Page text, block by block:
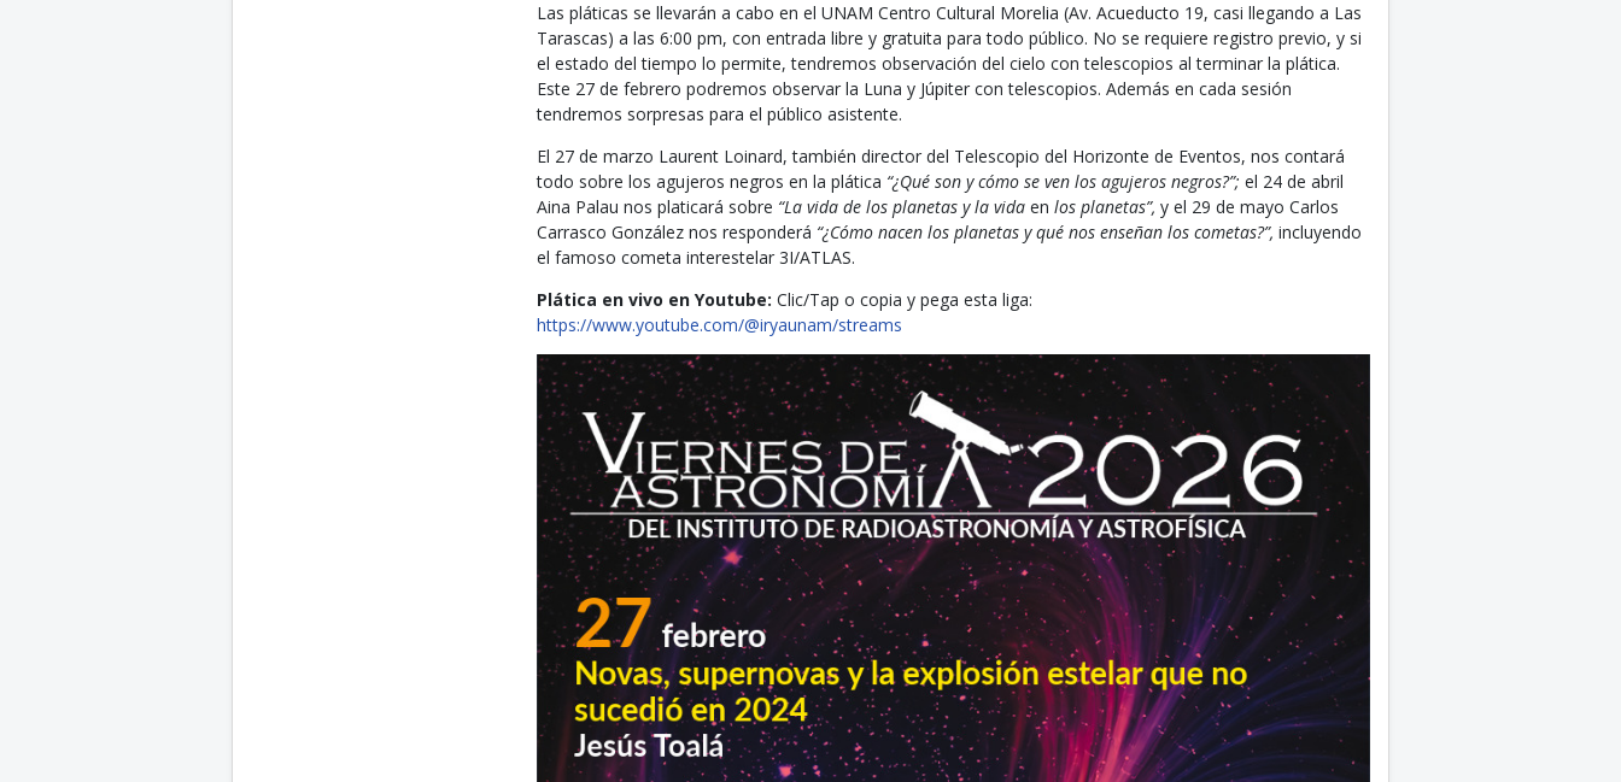
Las pláticas se llevarán a cabo en el UNAM Centro Cultural Morelia (Av. Acueducto 19, casi llegando a Las
Tarascas) a las 6:00 pm, con entrada libre y gratuita para todo público. No se requiere registro previo, y si
el estado del tiempo lo permite, tendremos observación del cielo con telescopios al terminar la plática.
Este 27 de febrero podremos observar la Luna y Júpiter con telescopios. Además en cada sesión
tendremos sorpresas para el público asistente.
El 27 de marzo Laurent Loinard, también director del Telescopio del Horizonte de Eventos, nos contará
todo sobre los agujeros negros en la plática “¿Qué son y cómo se ven los agujeros negros?”;el 24 de abril
Aina Palau nos platicará sobre “La vida de los planetas y la vidaenlos planetas”,y el 29 de mayo Carlos
Carrasco González nos responderá “¿Cómo nacen los planetas y qué nos enseñan los cometas?”, incluyendo
el famoso cometa interestelar 3I/ATLAS.
Plática en vivo en Youtube:Clic/Tap o copia y pega esta liga:
https://www.youtube.com/@iryaunam/streams